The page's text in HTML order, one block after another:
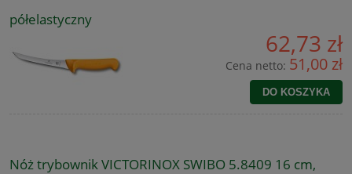
półelastyczny
62,73 zł
Cena netto: 51,00 zł
DO KOSZYKA
Nóż trybownik VICTORINOX SWIBO 5.8409 16 cm,